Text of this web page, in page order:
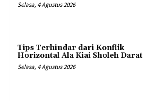
Selasa, 4 Agustus 2026
Tips Terhindar dari Konflik
Horizontal Ala Kiai Sholeh Darat
Selasa, 4 Agustus 2026